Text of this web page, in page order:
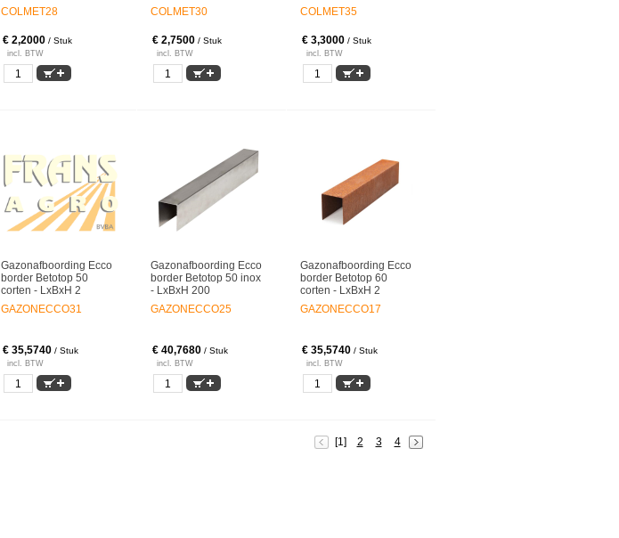
COLMET28
€ 2,2000 / Stuk
incl. BTW
COLMET30
€ 2,7500 / Stuk
incl. BTW
COLMET35
€ 3,3000 / Stuk
incl. BTW
Gazonafboording Ecco
border Betotop 50
corten - LxBxH 2
GAZONECCO31
€ 35,5740 / Stuk
incl. BTW
Gazonafboording Ecco
border Betotop 50 inox
- LxBxH 200
GAZONECCO25
€ 40,7680 / Stuk
incl. BTW
Gazonafboording Ecco
border Betotop 60
corten - LxBxH 2
GAZONECCO17
€ 35,5740 / Stuk
incl. BTW
[1] 2 3 4